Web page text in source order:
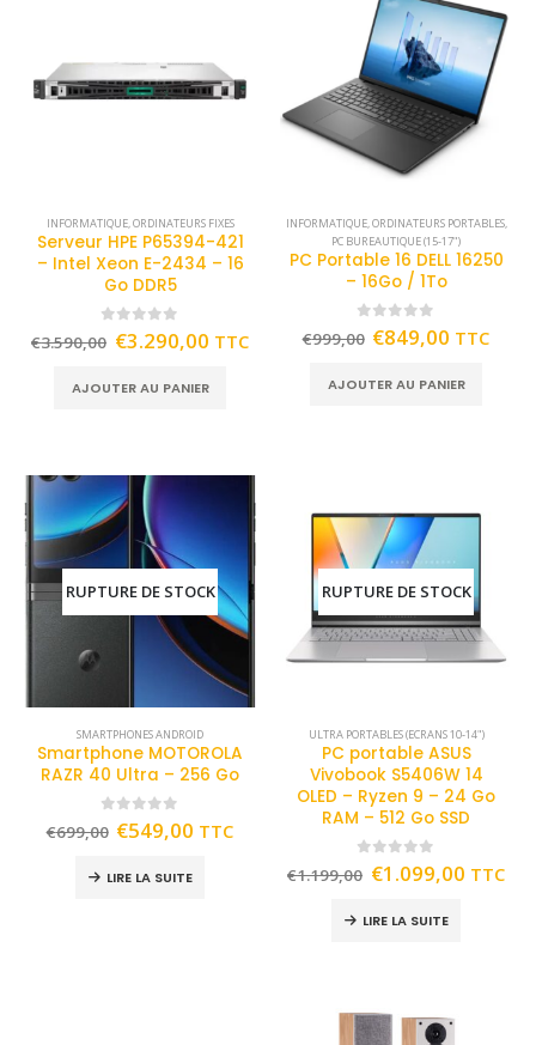
INFORMATIQUE,ORDINATEURS FIXES
Serveur HPE P65394-421
– Intel Xeon E-2434 – 16
Go DDR5
out of 5
€3.590,00 €3.290,00 TTC
AJOUTER AU PANIER
INFORMATIQUE,ORDINATEURS PORTABLES,
PC BUREAUTIQUE (15-17")
PC Portable 16 DELL 16250
– 16Go / 1To
out of 5
€999,00 €849,00 TTC
AJOUTER AU PANIER
RUPTURE DE STOCK
SMARTPHONES ANDROID
Smartphone MOTOROLA
RAZR 40 Ultra – 256 Go
out of 5
€699,00 €549,00 TTC
LIRE LA SUITE
RUPTURE DE STOCK
ULTRA PORTABLES (ECRANS 10-14")
PC portable ASUS
Vivobook S5406W 14
OLED – Ryzen 9 – 24 Go
RAM – 512 Go SSD
out of 5
€1.199,00 €1.099,00 TTC
LIRE LA SUITE